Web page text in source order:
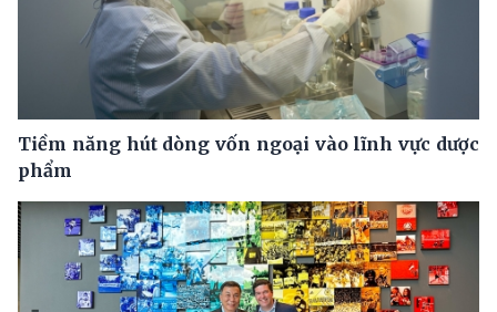
Tiềm năng hút dòng vốn ngoại vào lĩnh vực dược
phẩm